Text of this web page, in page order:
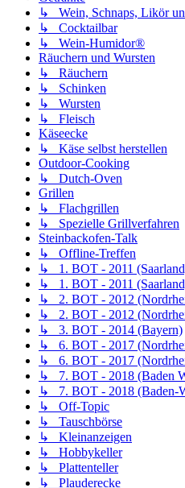
↳ Wein, Schnaps, Likör
↳ Cocktailbar
↳ Wein-Humidor®
Räuchern und Wursten
↳ Räuchern
↳ Schinken
↳ Wursten
↳ Fleisch
Käseecke
↳ Käse selbst herstellen
Outdoor-Cooking
↳ Dutch-Oven
Grillen
↳ Flachgrillen
↳ Spezielle Grillverfahren
Steinbackofen-Talk
↳ Offline-Treffen
↳ 1. BOT - 2011
↳ 1. BOT - 2011
↳ 2. BOT - 2012
↳ 2. BOT - 2012
↳ 3. BOT - 2014 (Bayern)
↳ 6. BOT - 2017
↳ 6. BOT - 2017
↳ 7. BOT - 2018 (Baden
↳ 7. BOT - 2018 (Baden-
↳ Off-Topic
↳ Tauschbörse
↳ Kleinanzeigen
↳ Hobbykeller
↳ Plattenteller
↳ Plauderecke